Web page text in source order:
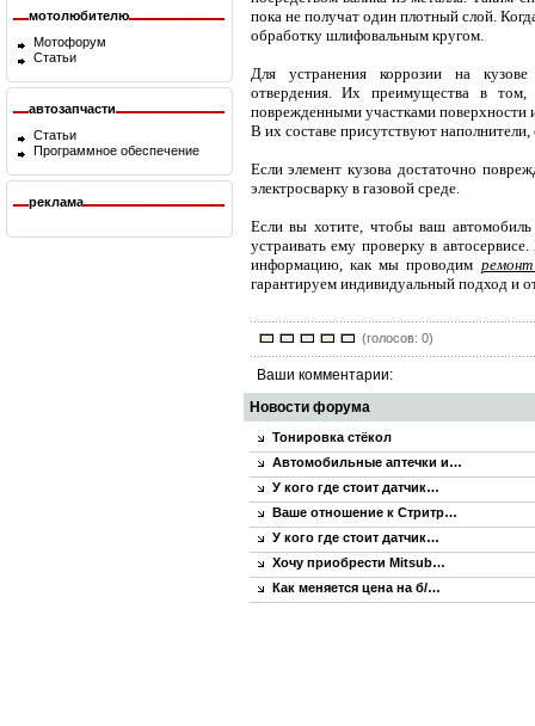
мотолюбителю
Мотофорум
Статьи
автозапчасти
Статьи
Программное обеспечение
реклама
пока не получат один плотный слой.
обработку шлифовальным кругом.
Для устранения коррозии на
отвердения. Их преимущества в
поврежденными участками поверхности
В их составе присутствуют
Если элемент кузова достаточно
электросварку в газовой среде.
Если вы хотите, чтобы ваш
устраивать ему проверку в
информацию, как мы проводим
гарантируем индивидуальный подход и
(голосов: 0)
Ваши комментарии:
Новости форума
Тонировка стёкол
Автомобильные аптечки и…
У кого где стоит датчик…
Ваше отношение к Стритр…
У кого где стоит датчик…
Хочу приобрести Mitsub…
Как меняется цена на б/…